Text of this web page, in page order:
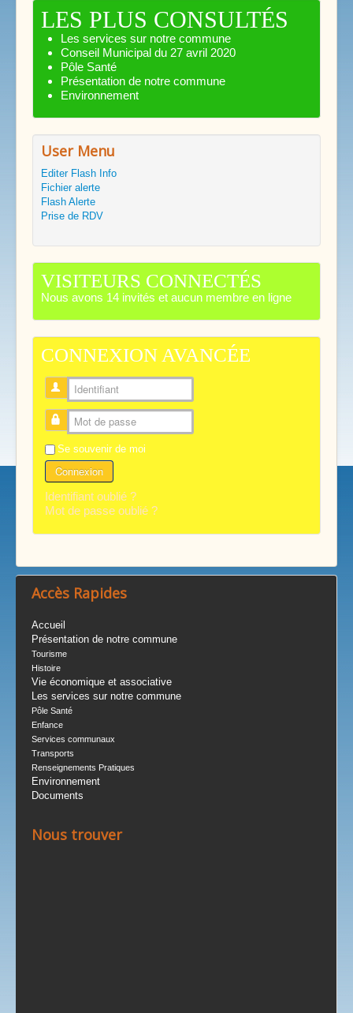
LES PLUS CONSULTÉS
Les services sur notre commune
Conseil Municipal du 27 avril 2020
Pôle Santé
Présentation de notre commune
Environnement
User Menu
Editer Flash Info
Fichier alerte
Flash Alerte
Prise de RDV
VISITEURS CONNECTÉS
Nous avons 14 invités et aucun membre en ligne
CONNEXION AVANCÉE
Identifiant
Mot de passe
Se souvenir de moi
Connexion
Identifiant oublié ?
Mot de passe oublié ?
Accès Rapides
Accueil
Présentation de notre commune
Tourisme
Histoire
Vie économique et associative
Les services sur notre commune
Pôle Santé
Enfance
Services communaux
Transports
Renseignements Pratiques
Environnement
Documents
Nous trouver